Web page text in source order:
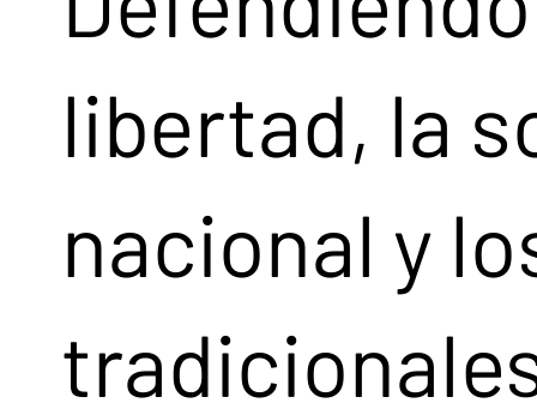
libertad, la
nacional y